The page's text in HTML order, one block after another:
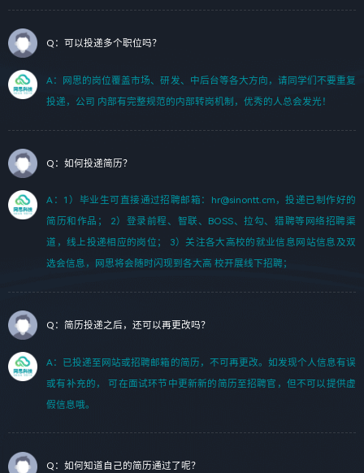
Q：可以投递多个职位吗？
A：网思的岗位覆盖市场、研发、中后台等各大方向，请同学们不要重复
投递，公司 内部有完整规范的内部转岗机制，优秀的人总会发光！
Q：如何投递简历？
A：1）毕业生可直接通过招聘邮箱：hr@sinontt.cm，投递已制作好的
简历和作品； 2）登录前程、智联、BOSS、拉勾、猎聘等网络招聘渠
道，线上投递相应的岗位； 3）关注各大高校的就业信息网站信息及双
选会信息，网思将会随时闪现到各大高 校开展线下招聘；
Q：简历投递之后，还可以再更改吗？
A：已投递至网站或招聘邮箱的简历，不可再更改。如发现个人信息有误
或有补充的， 可在面试环节中更新新的简历至招聘官，但不可以提供虚
假信息哦。
Q：如何知道自己的简历通过了呢？